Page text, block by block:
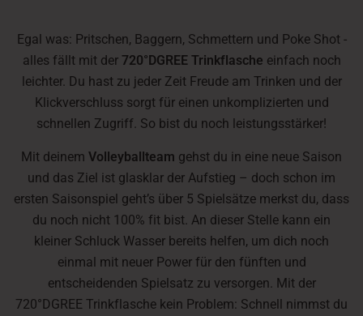
Egal was: Pritschen, Baggern, Schmettern und Poke Shot -
alles fällt mit der 720°DGREE Trinkflasche einfach noch
leichter. Du hast zu jeder Zeit Freude am Trinken und der
Klickverschluss sorgt für einen unkomplizierten und
schnellen Zugriff. So bist du noch leistungsstärker!
Mit deinem Volleyballteam gehst du in eine neue Saison
und das Ziel ist glasklar der Aufstieg – doch schon im
ersten Saisonspiel geht’s über 5 Spielsätze merkst du, dass
du noch nicht 100% fit bist. An dieser Stelle kann ein
kleiner Schluck Wasser bereits helfen, um dich noch
einmal mit neuer Power für den fünften und
entscheidenden Spielsatz zu versorgen. Mit der
720°DGREE Trinkflasche kein Problem: Schnell nimmst du